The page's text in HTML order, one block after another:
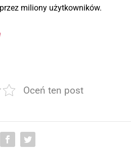
miliony użytkowników.
Oceń ten post